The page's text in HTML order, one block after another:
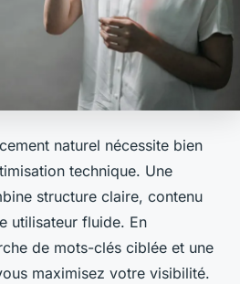
naturel nécessite bien
technique. Une
structure claire, contenu
utilisateur fluide. En
de mots-clés ciblée et une
maximisez votre visibilité.